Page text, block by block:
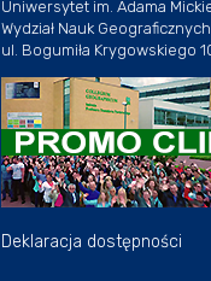
Uniwersytet im. Adama
Wydział Nauk
ul. Bogumiła Krygowskiego
Deklaracja dostępności